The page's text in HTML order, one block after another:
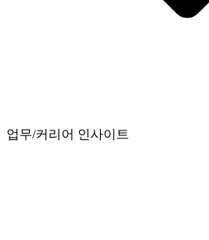
업무/커리어 인사이트